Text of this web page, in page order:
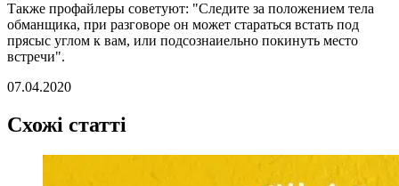
Также профайлеры советуют: "Следите за положением тела
обманщика, при разговоре он может стараться встать под
прясыс углом к вам, или подсознаиельно покинуть место
встречи".
07.04.2020
Схожі статті